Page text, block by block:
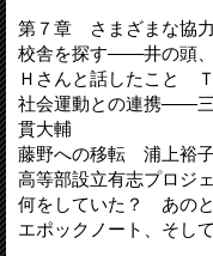
第７章 さまざまな協力
校舎を探す――井の頭
Ｈさんと話したこと Ｔ
社会運動との連携――
貫大輔
藤野への移転 浦上裕
高等部設立有志プロジ
何をしていた？ あの
エポックノート、そし